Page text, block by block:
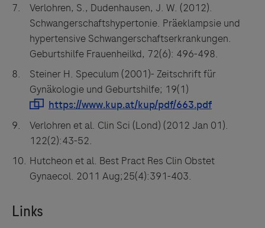
Verlohren, S., Dudenhausen, J. W. (2012).
Schwangerschaftshypertonie. Präeklampsie und
hypertensive Schwangerschaftserkrankungen.
Geburtshilfe Frauenheilkd, 72(6): 496-498.
Steiner H. Speculum (2001)- Zeitschrift für
Gynäkologie und Geburtshilfe; 19(1)
Verlohren et al. Clin Sci (Lond) (2012 Jan 01).
122(2):43-52.
Hutcheon et al. Best Pract Res Clin Obstet
Gynaecol. 2011 Aug;25(4):391-403.